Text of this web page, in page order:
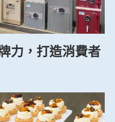
力，打造消費者